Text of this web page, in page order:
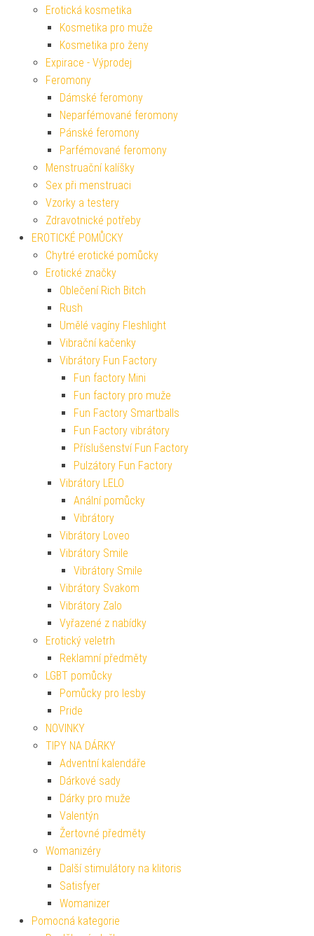
Erotická kosmetika
Kosmetika pro muže
Kosmetika pro ženy
Expirace - Výprodej
Feromony
Dámské feromony
Neparfémované feromony
Pánské feromony
Parfémované feromony
Menstruační kalíšky
Sex při menstruaci
Vzorky a testery
Zdravotnické potřeby
EROTICKÉ POMŮCKY
Chytré erotické pomůcky
Erotické značky
Oblečení Rich Bitch
Rush
Umělé vagíny Fleshlight
Vibrační kačenky
Vibrátory Fun Factory
Fun factory Mini
Fun factory pro muže
Fun Factory Smartballs
Fun Factory vibrátory
Příslušenství Fun Factory
Pulzátory Fun Factory
Vibrátory LELO
Anální pomůcky
Vibrátory
Vibrátory Loveo
Vibrátory Smile
Vibrátory Smile
Vibrátory Svakom
Vibrátory Zalo
Vyřazené z nabídky
Erotický veletrh
Reklamní předměty
LGBT pomůcky
Pomůcky pro lesby
Pride
NOVINKY
TIPY NA DÁRKY
Adventní kalendáře
Dárkové sady
Dárky pro muže
Valentýn
Žertovné předměty
Womanizéry
Další stimulátory na klitoris
Satisfyer
Womanizer
Pomocná kategorie